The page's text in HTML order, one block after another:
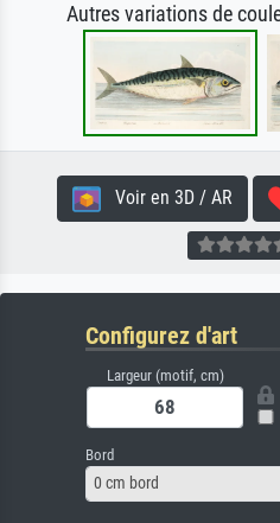
Autres variations de
Voir en 3D / AR
Configurez d'art
Largeur (motif, cm)
Bord
0 cm bord